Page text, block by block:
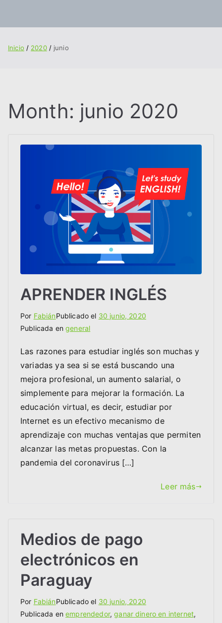
Inicio 2020 junio
Month: junio 2020
APRENDER INGLÉS
Por FabiánPublicado el 30 junio, 2020
Publicada engeneral
Las razones para estudiar inglés son muchas y
variadas ya sea si se está buscando una
mejora profesional, un aumento salarial, o
simplemente para mejorar la formación. La
educación virtual, es decir, estudiar por
Internet es un efectivo mecanismo de
aprendizaje con muchas ventajas que permiten
alcanzar las metas propuestas. Con la
pandemia del coronavirus […]
Leer más
Medios de pago
electrónicos en
Paraguay
Por FabiánPublicado el 30 junio, 2020
Publicada enemprendedor,ganar dinero en internet,